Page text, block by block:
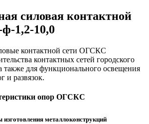
силовая контактной
1,2-10,0
контактной сети ОГСКС
контактных сетей городского
также для функционального освещения
и развязок.
опор ОГСКС
металлоконструкций